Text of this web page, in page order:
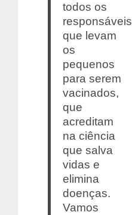
todos os
responsáveis
que levam
os
pequenos
para serem
vacinados,
que
acreditam
na ciência
que salva
vidas e
elimina
doenças.
Vamos